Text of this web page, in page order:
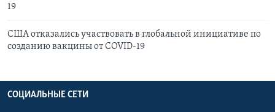
19
США отказались участвовать в глобальной инициативе по
созданию вакцины от COVID-19
СОЦИАЛЬНЫЕ СЕТИ